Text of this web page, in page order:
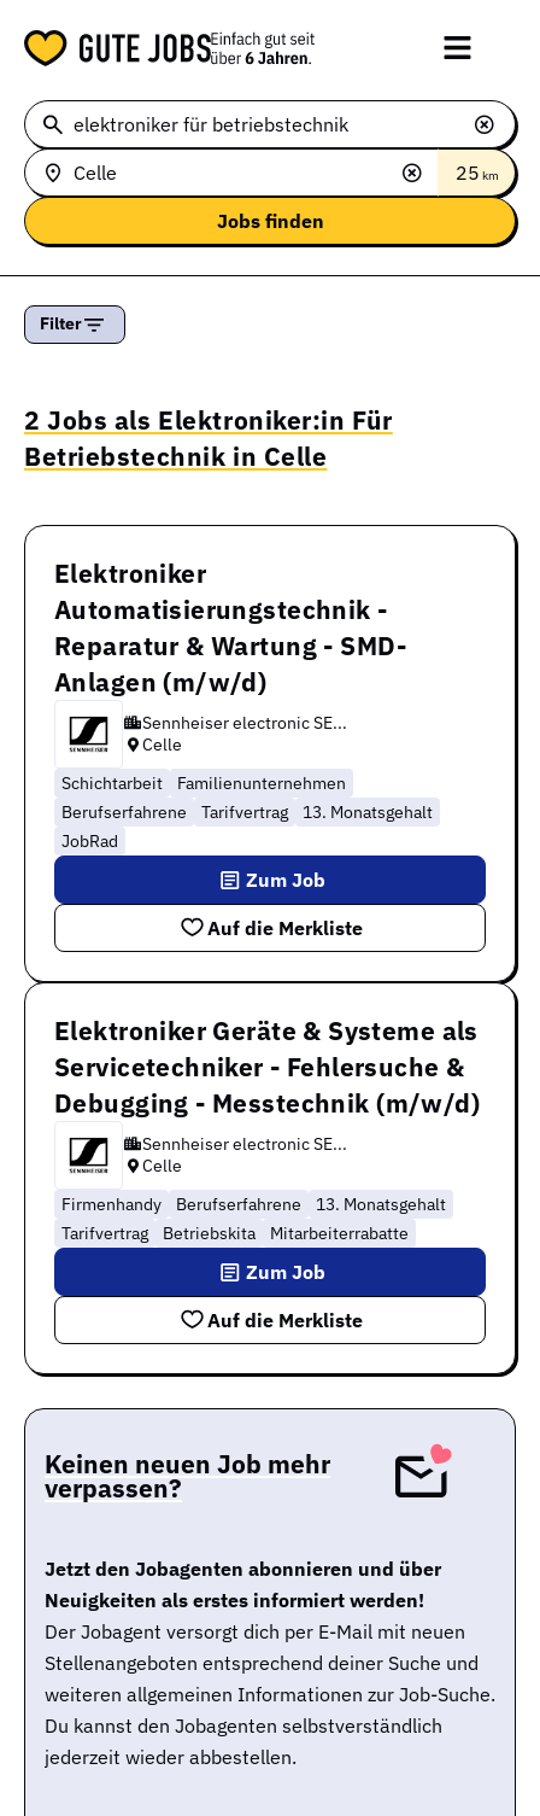
25 km
Filter
2 Jobs als Elektroniker:in Für
Betriebstechnik in Celle
Elektroniker
Automatisierungstechnik -
Reparatur & Wartung - SMD-
Anlagen (m/w/d)
Sennheiser electronic SE...
Celle
Schichtarbeit
Familienunternehmen
Berufserfahrene
Tarifvertrag
13. Monatsgehalt
JobRad
Auf die Merkliste
Zum Job
Elektroniker Geräte & Systeme als
Servicetechniker - Fehlersuche &
Debugging - Messtechnik (m/w/d)
Sennheiser electronic SE...
Celle
Firmenhandy
Berufserfahrene
13. Monatsgehalt
Tarifvertrag
Betriebskita Mitarbeiterrabatte
Auf die Merkliste
Zum Job
Keinen neuen Job mehr
verpassen?
Jetzt den Jobagenten abonnieren und über
Neuigkeiten als erstes informiert werden!
Der Jobagent versorgt dich per E-Mail mit neuen
Stellenangeboten entsprechend deiner Suche und
weiteren allgemeinen Informationen zur Job-Suche.
Du kannst den Jobagenten selbstverständlich
jederzeit wieder abbestellen.